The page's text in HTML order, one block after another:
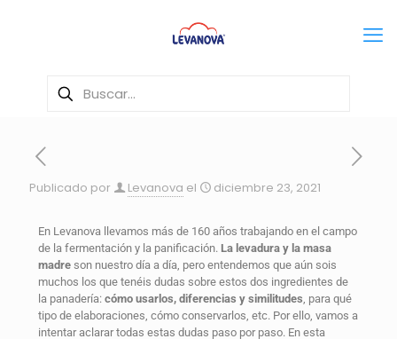
Publicado por Levanova el diciembre 23, 2021
En Levanova llevamos más de 160 años trabajando en el campo
de la fermentación y la panificación. La levadura y la masa
madre son nuestro día a día, pero entendemos que aún sois
muchos los que tenéis dudas sobre estos dos ingredientes de
la panadería: cómo usarlos, diferencias y similitudes, para qué
tipo de elaboraciones, cómo conservarlos, etc. Por ello, vamos a
intentar aclarar todas estas dudas paso por paso. En esta